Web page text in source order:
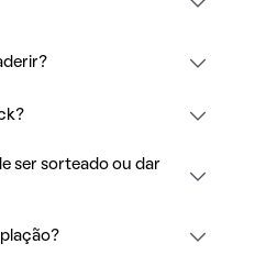
ser sorteado ou dar